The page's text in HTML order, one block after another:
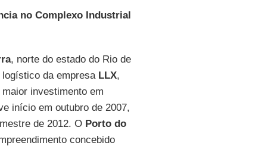
no Complexo Industrial
, norte do estado do Rio de
da empresa LLX,
investimento em
início em outubro de 2007,
de 2012. O Porto do
concebido